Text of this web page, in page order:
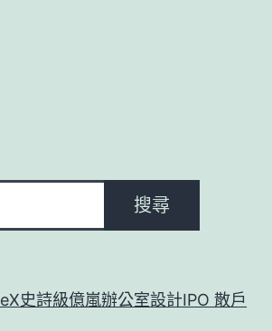
搜尋
史詩級億嵐辦公室設計IPO 散戶